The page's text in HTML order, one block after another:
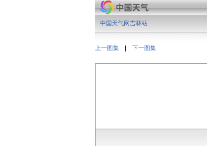
上一图集 下一图集
中国天气网吉林站